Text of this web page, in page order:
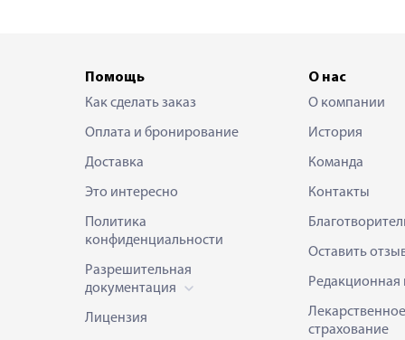
Помощь
Как сделать заказ
Оплата и бронирование
Доставка
Это интересно
Политика
конфиденциальности
Разрешительная
документация
Лицензия
О нас
О компании
История
Команда
Контакты
Оставить
Редакционная
Лекарственное
страхование